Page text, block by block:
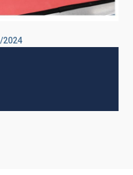
2024